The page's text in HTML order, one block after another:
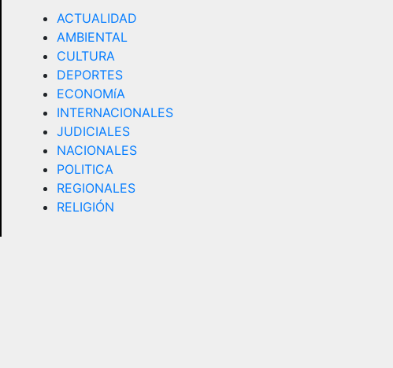
ACTUALIDAD
AMBIENTAL
CULTURA
DEPORTES
ECONOMíA
INTERNACIONALES
JUDICIALES
NACIONALES
POLITICA
REGIONALES
RELIGIÓN